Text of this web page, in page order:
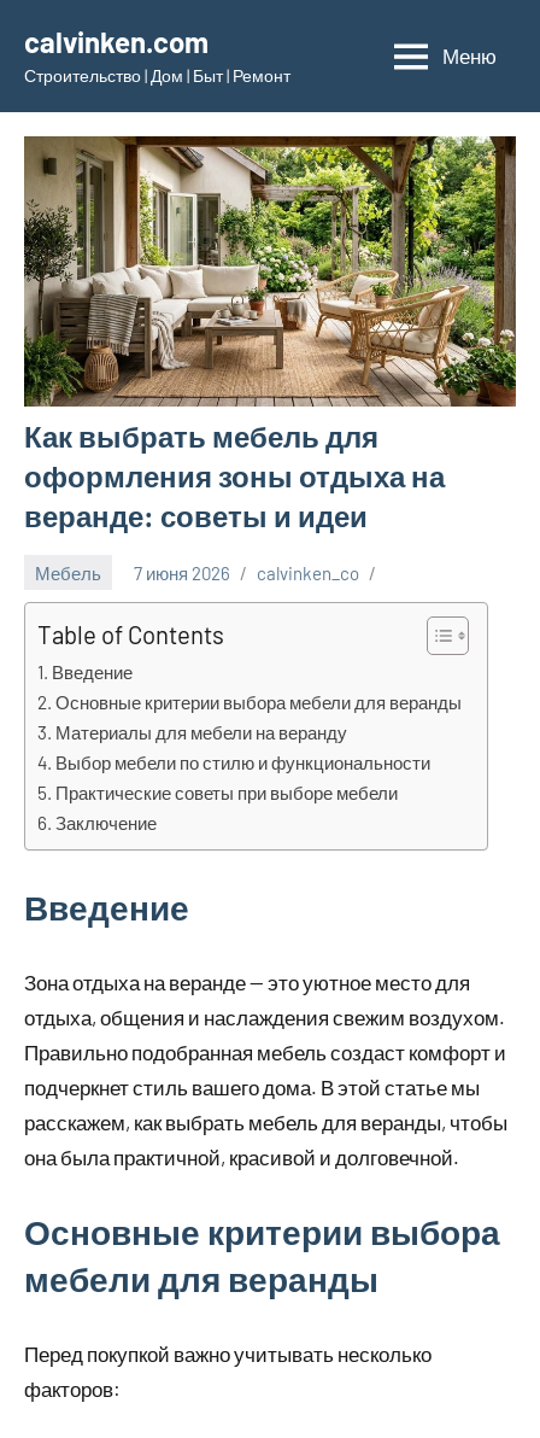
содержимому
calvinken.com
Строительство | Дом | Быт | Ремонт
Меню
Как выбрать мебель для
оформления зоны отдыха на
веранде: советы и идеи
Мебель 7 июня 2026 calvinken_co
Table of Contents
Введение
Основные критерии выбора мебели для веранды
Материалы для мебели на веранду
Выбор мебели по стилю и функциональности
Практические советы при выборе мебели
Заключение
Введение
Зона отдыха на веранде — это уютное место для
отдыха, общения и наслаждения свежим воздухом.
Правильно подобранная мебель создаст комфорт и
подчеркнет стиль вашего дома. В этой статье мы
расскажем, как выбрать мебель для веранды, чтобы
она была практичной, красивой и долговечной.
Основные критерии выбора
мебели для веранды
Перед покупкой важно учитывать несколько
факторов: